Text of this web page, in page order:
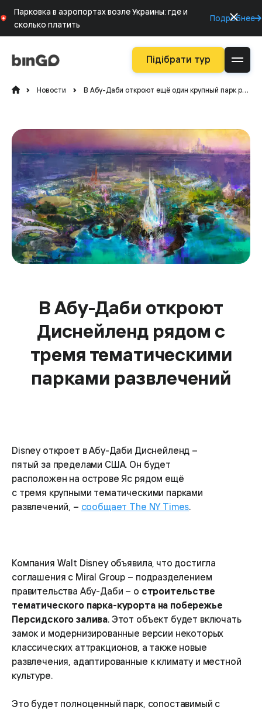
Парковка в аэропортах возле Украины: где и
сколько платить
Подробнее
Підібрати тур
Новости В Абу-Даби откроют ещё один крупный парк развлечений на острове Яс
В Абу-Даби откроют
Диснейленд рядом с
тремя тематическими
парками развлечений
Disney откроет в Абу-Даби Диснейленд –
пятый за пределами США. Он будет
расположен на острове Яс рядом ещё
с тремя крупными тематическими парками
развлечений, – сообщает The NY Times.
Компания Walt Disney объявила, что достигла
соглашения с Miral Group – подразделением
правительства Абу-Даби – о строительстве
тематического парка-курорта на побережье
Персидского залива. Этот объект будет включать
замок и модернизированные версии некоторых
классических аттракционов, а также новые
развлечения, адаптированные к климату и местной
культуре.
Это будет полноценный парк, сопоставимый с